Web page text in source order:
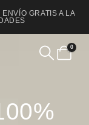
GRATIS A LA
0